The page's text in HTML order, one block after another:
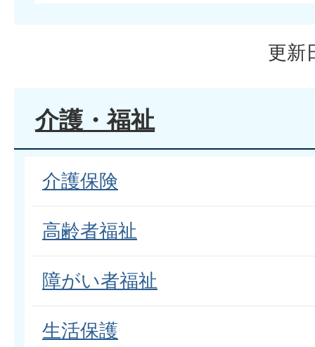
更新
介護・福祉
介護保険
高齢者福祉
障がい者福祉
生活保護